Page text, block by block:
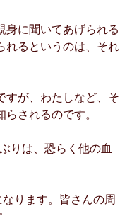
身に聞いてあげられる
れるというのは、それ
すが、わたしなど、そ
されるのです。
りは、恐らく他の血
ります。皆さんの周